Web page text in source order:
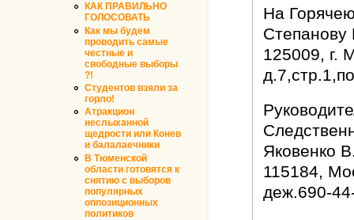
КАК ПРАВИЛЬНО
ГОЛОСОВАТЬ
Как мы будем
проводить самые
честные и
свободные выборы
?!
Студентов взяли за
горло!
Атракцион
неслыханной
щедрости или Конев
и балалаечники
В Тюменской
области готовятся к
снятию с выборов
популярных
оппозиционных
политиков
На
Степанову
125009, г.
Яковенко
115184,
деж.690-